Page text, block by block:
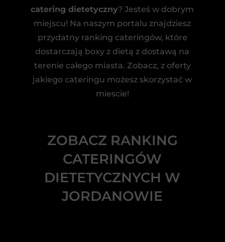
catering dietetyczny? Jesteś w dobrym
miejscu! Na naszym portalu znajdziesz
przydatny ranking cateringów, które
dostarczają boxy z dietą z dostawą na
terenie całego miasta. Zobacz, z oferty
jakiego cateringu możesz skorzystać w
miescie!
ZOBACZ RANKING
CATERINGÓW
DIETETYCZNYCH W
JORDANOWIE